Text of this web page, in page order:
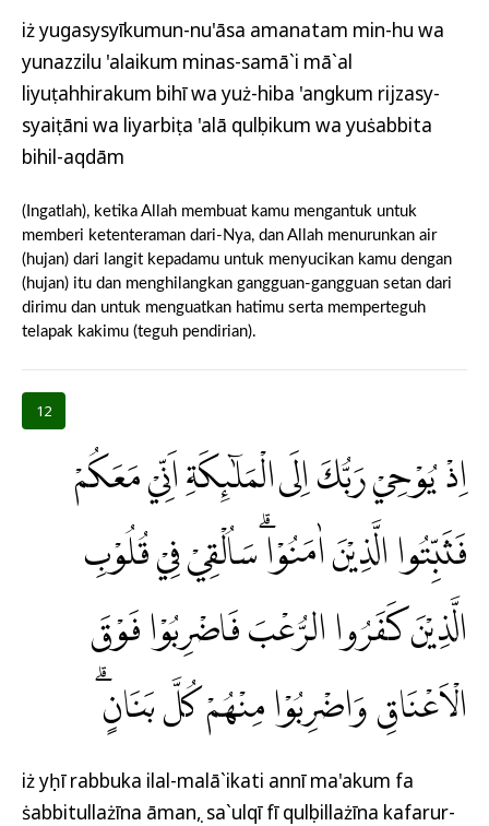
iż yugasysyīkumun-nu'āsa amanatam min-hu wa
yunazzilu 'alaikum minas-samā`i mā`al
liyuṭahhirakum bihī wa yuż-hiba 'angkum rijzasy-
syaiṭāni wa liyarbiṭa 'alā qulụbikum wa yuṡabbita
bihil-aqdām
(Ingatlah), ketika Allah membuat kamu mengantuk untuk
memberi ketenteraman dari-Nya, dan Allah menurunkan air
(hujan) dari langit kepadamu untuk menyucikan kamu dengan
(hujan) itu dan menghilangkan gangguan-gangguan setan dari
dirimu dan untuk menguatkan hatimu serta memperteguh
telapak kakimu (teguh pendirian).
12
اِذْ يُوْحِيْ رَبُّكَ اِلَى الْمَلٰۤىِٕكَةِ اَنِّيْ مَعَكُمْ
فَثَبِّتُوا الَّذِيْنَ اٰمَنُوْاۗ سَاُلْقِيْ فِيْ قُلُوْبِ
الَّذِيْنَ كَفَرُوا الرُّعْبَ فَاضْرِبُوْا فَوْقَ
الْاَعْنَاقِ وَاضْرِبُوْا مِنْهُمْ كُلَّ بَنَانٍۗ
iż yụḥī rabbuka ilal-malā`ikati annī ma'akum fa
ṡabbitullażīna āmanụ, sa`ulqī fī qulụbillażīna kafarur-